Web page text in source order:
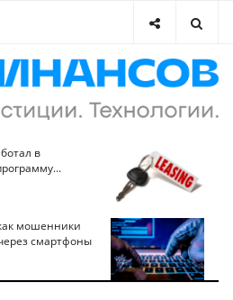
в
мошенники
смартфоны